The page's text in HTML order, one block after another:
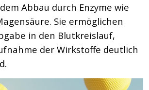
Abbau durch Enzyme wie
Sie ermöglichen
in den Blutkreislauf,
der Wirkstoffe deutlich